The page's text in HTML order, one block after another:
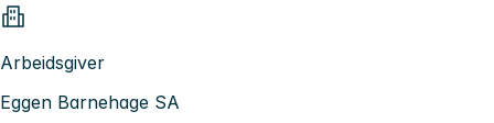
Arbeidsgiver
Eggen Barnehage SA